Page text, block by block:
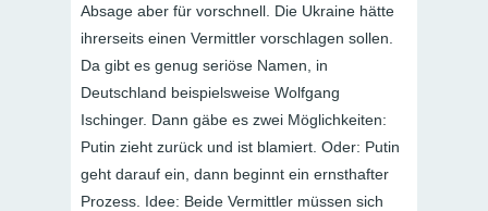
Absage aber für vorschnell. Die Ukraine hätte
ihrerseits einen Vermittler vorschlagen sollen.
Da gibt es genug seriöse Namen, in
Deutschland beispielsweise Wolfgang
Ischinger. Dann gäbe es zwei Möglichkeiten:
Putin zieht zurück und ist blamiert. Oder: Putin
geht darauf ein, dann beginnt ein ernsthafter
Prozess. Idee: Beide Vermittler müssen sich